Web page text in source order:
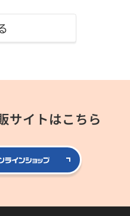
サイトはこちら
公式コロ